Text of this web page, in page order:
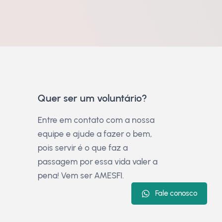
Quer ser um voluntário?
Entre em contato com a nossa
equipe e ajude a fazer o bem,
pois servir é o que faz a
passagem por essa vida valer a
pena! Vem ser AMESFI.
Fale conosco